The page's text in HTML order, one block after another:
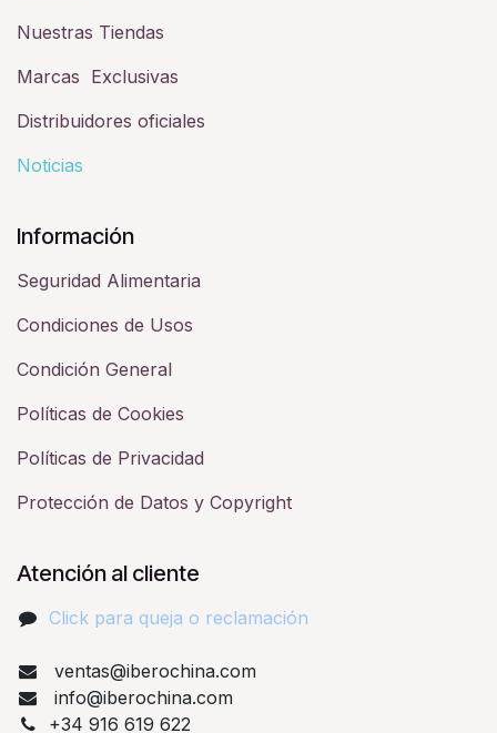
Nuestras Tiendas
Marcas Exclusivas
Distribuidores oficiales
Noticias
Información
Seguridad Alimentaria
Condiciones de Usos
Condición General
Políticas de Cookies
Políticas de Privacidad
Protección de Datos y Copyright
Atención al cliente
Click para queja o reclamación​
ventas@iberochina.com
info@iberochina.com
+34 916 619 622